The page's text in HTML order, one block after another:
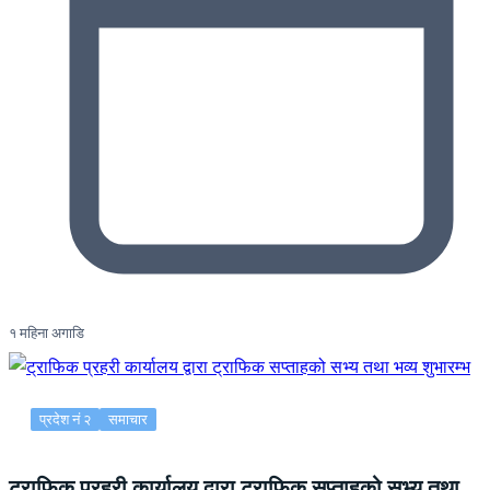
१ महिना अगाडि
प्रदेश नं २ समाचार